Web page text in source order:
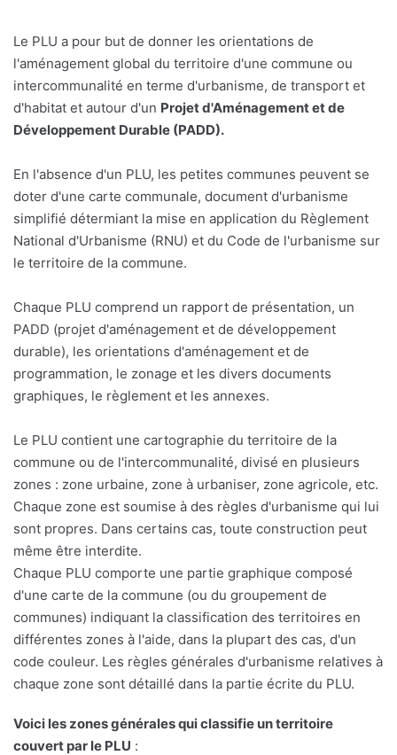
Le PLU a pour but de donner les orientations de
l'aménagement global du territoire d'une commune ou
intercommunalité en terme d'urbanisme, de transport et
d'habitat et autour d'un Projet d'Aménagement et de
Développement Durable (PADD).
En l'absence d'un PLU, les petites communes peuvent se
doter d'une carte communale, document d'urbanisme
simplifié détermiant la mise en application du Règlement
National d'Urbanisme (RNU) et du Code de l'urbanisme sur
le territoire de la commune.
Chaque PLU comprend un rapport de présentation, un
PADD (projet d'aménagement et de développement
durable), les orientations d'aménagement et de
programmation, le zonage et les divers documents
graphiques, le règlement et les annexes.
Le PLU contient une cartographie du territoire de la
commune ou de l'intercommunalité, divisé en plusieurs
zones : zone urbaine, zone à urbaniser, zone agricole, etc.
Chaque zone est soumise à des règles d'urbanisme qui lui
sont propres. Dans certains cas, toute construction peut
même être interdite.
Chaque PLU comporte une partie graphique composé
d'une carte de la commune (ou du groupement de
communes) indiquant la classification des territoires en
différentes zones à l'aide, dans la plupart des cas, d'un
code couleur. Les règles générales d'urbanisme relatives à
chaque zone sont détaillé dans la partie écrite du PLU.
Voici les zones générales qui classifie un territoire
couvert par le PLU :